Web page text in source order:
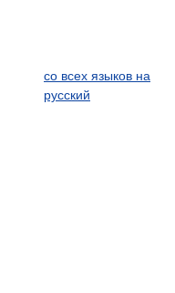
со всех языков на
русский